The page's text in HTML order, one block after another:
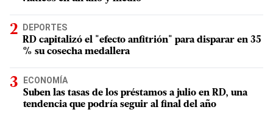
DEPORTES
RD capitalizó el "efecto anfitrión" para disparar en 35
% su cosecha medallera
ECONOMÍA
Suben las tasas de los préstamos a julio en RD, una
tendencia que podría seguir al final del año